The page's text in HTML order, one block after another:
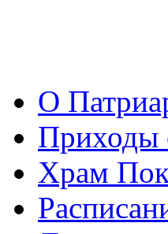
О
Приходы
Храм